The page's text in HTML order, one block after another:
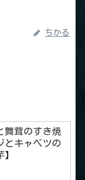
ちかる
舞茸のすき焼
とキャベツの